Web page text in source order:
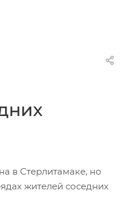
в Стерлитамаке, но
жителей соседних